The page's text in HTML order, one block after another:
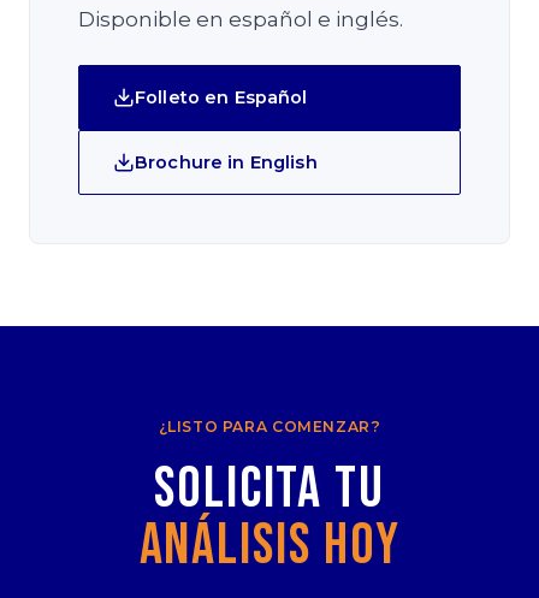
Disponible en español e inglés.
Folleto en Español
Brochure in English
¿LISTO PARA COMENZAR?
Solicita tu
Análisis Hoy